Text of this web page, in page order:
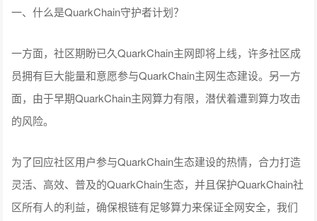
一、什么是QuarkChain守护者计划？
一方面，社区期盼已久QuarkChain主网即将上线，许多社区成
员拥有巨大能量和意愿参与QuarkChain主网生态建设。另一方
面，由于早期QuarkChain主网算力有限，潜伏着遭到算力攻击
的风险。
为了回应社区用户参与QuarkChain生态建设的热情，合力打造
灵活、高效、普及的QuarkChain生态，并且保护QuarkChain社
区所有人的利益，确保根链有足够算力来保证全网安全，我们